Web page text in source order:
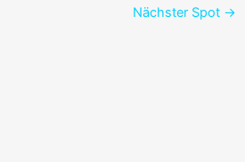
Nächster Spot →